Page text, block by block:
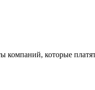
компаний, которые